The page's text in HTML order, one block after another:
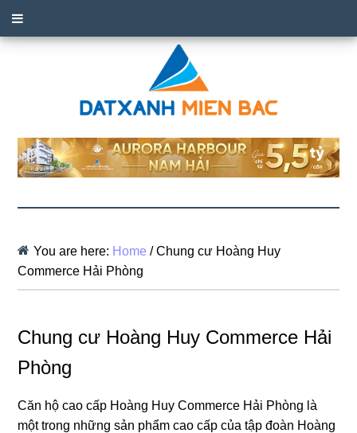
You are here: Home /Chung cư Hoàng Huy
Commerce Hải Phòng
Chung cư Hoàng Huy Commerce Hải
Phòng
Căn hộ cao cấp Hoàng Huy Commerce Hải Phòng là
một trong những sản phẩm cao cấp của tập đoàn Hoàng